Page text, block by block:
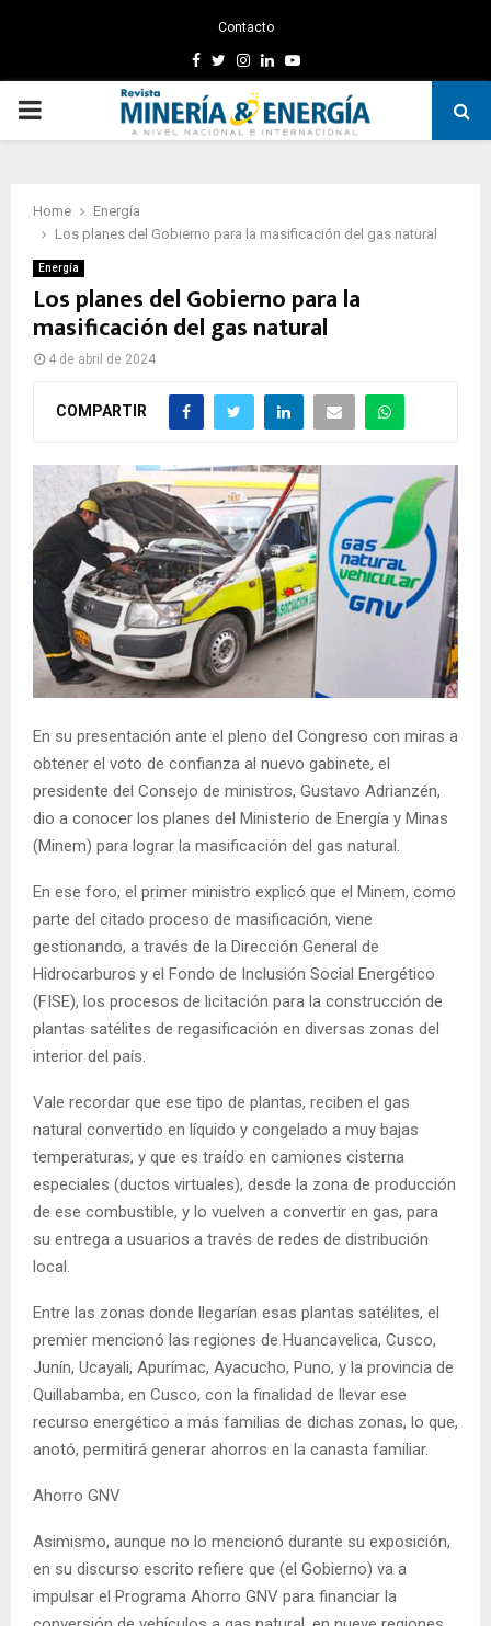
Contacto
Facebook
TwitterInstagram
LinkedinYoutube
PRIMARY
Home
Energía
Los planes del Gobierno para la masificación del gas natural
Energía
Los planes del Gobierno para la
masificación del gas natural
4 de abril de 2024
COMPARTIR
En su presentación ante el pleno del Congreso con miras a
obtener el voto de confianza al nuevo gabinete, el
presidente del Consejo de ministros, Gustavo Adrianzén,
dio a conocer los planes del Ministerio de Energía y Minas
(Minem) para lograr la masificación del gas natural.
En ese foro, el primer ministro explicó que el Minem, como
parte del citado proceso de masificación, viene
gestionando, a través de la Dirección General de
Hidrocarburos y el Fondo de Inclusión Social Energético
(FISE), los procesos de licitación para la construcción de
plantas satélites de regasificación en diversas zonas del
interior del país.
Vale recordar que ese tipo de plantas, reciben el gas
natural convertido en líquido y congelado a muy bajas
temperaturas, y que es traído en camiones cisterna
especiales (ductos virtuales), desde la zona de producción
de ese combustible, y lo vuelven a convertir en gas, para
su entrega a usuarios a través de redes de distribución
local.
Entre las zonas donde llegarían esas plantas satélites, el
premier mencionó las regiones de Huancavelica, Cusco,
Junín, Ucayali, Apurímac, Ayacucho, Puno, y la provincia de
Quillabamba, en Cusco, con la finalidad de llevar ese
recurso energético a más familias de dichas zonas, lo que,
anotó, permitirá generar ahorros en la canasta familiar.
Ahorro GNV
Asimismo, aunque no lo mencionó durante su exposición,
en su discurso escrito refiere que (el Gobierno) va a
impulsar el Programa Ahorro GNV para financiar la